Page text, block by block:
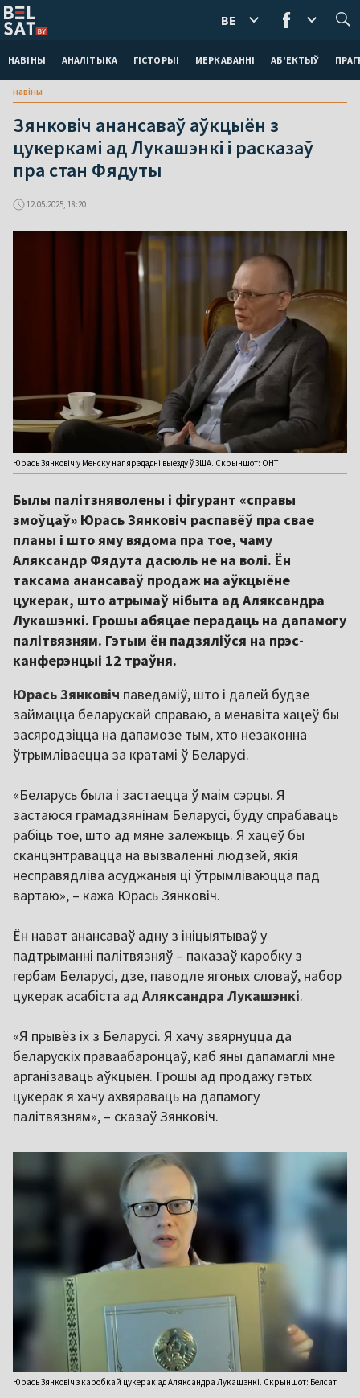
НАВІНЫ АНАЛІТЫКА ГІСТОРЫІ МЕРКАВАННI АБ'ЕКТЫЎ
BE
навіны
Зянковіч анансаваў аўкцыён з
цукеркамі ад Лукашэнкі і расказаў
пра стан Фядуты
12.05.2025, 18:20
Юрась Зянковіч у Менску напярэдадні выезду ў ЗША. Скрыншот: ОНТ
Былы палітзняволены і фігурант «справы
змоўцаў» Юрась Зянковіч распавёў пра свае
планы і што яму вядома пра тое, чаму
Аляксандр Фядута дасюль не на волі. Ён
таксама анансаваў продаж на аўкцыёне
цукерак, што атрымаў нібыта ад Аляксандра
Лукашэнкі. Грошы абяцае перадаць на дапамогу
палітвязням. Гэтым ён падзяліўся на прэс-
канферэнцыі 12 траўня.
Юрась Зянковіч паведаміў, што і далей будзе
займацца беларускай справаю, а менавіта хацеў бы
засяродзіцца на дапамозе тым, хто незаконна
ўтрымліваецца за кратамі ў Беларусі.
«Беларусь была і застаецца ў маім сэрцы. Я
застаюся грамадзянінам Беларусі, буду спрабаваць
рабіць тое, што ад мяне залежыць. Я хацеў бы
сканцэнтравацца на вызваленні людзей, якія
несправядліва асуджаныя ці ўтрымліваюцца пад
вартаю», – кажа Юрась Зянковіч.
Ён нават анансаваў адну з ініцыятываў у
падтрыманні палітвязняў – паказаў каробку з
гербам Беларусі, дзе, паводле ягоных словаў, набор
цукерак асабіста ад Аляксандра Лукашэнкі.
«Я прывёз іх з Беларусі. Я хачу звярнуцца да
беларускіх праваабаронцаў, каб яны дапамаглі мне
арганізаваць аўкцыён. Грошы ад продажу гэтых
цукерак я хачу ахвяраваць на дапамогу
палітвязням», – сказаў Зянковіч.
Юрась Зянковіч з каробкай цукерак ад Аляксандра Лукашэнкі. Скрыншот: Белсат